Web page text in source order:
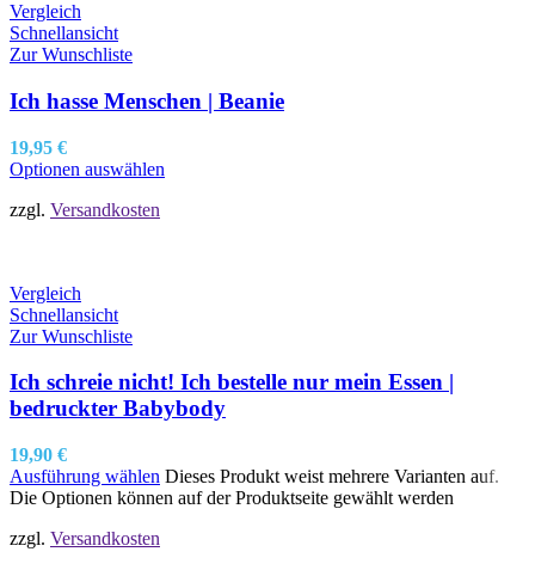
Vergleich
Schnellansicht
Zur Wunschliste
Ich hasse Menschen | Beanie
19,95 €
Optionen auswählen
zzgl. Versandkosten
Vergleich
Schnellansicht
Zur Wunschliste
Ich schreie nicht! Ich bestelle nur mein Essen |
bedruckter Babybody
19,90 €
Ausführung wählen Dieses Produkt weist mehrere Varianten auf.
Die Optionen können auf der Produktseite gewählt werden
zzgl. Versandkosten